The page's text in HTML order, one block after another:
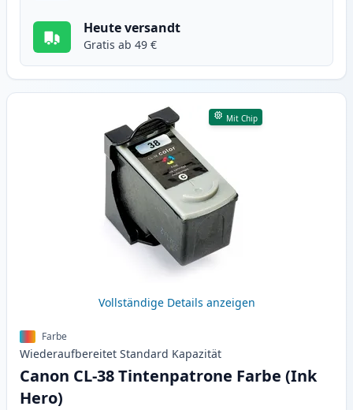
Heute versandt
Gratis ab 49 €
Mit Chip
Vollständige Details anzeigen
Farbe
Wiederaufbereitet Standard Kapazität
Canon CL-38 Tintenpatrone Farbe (Ink
Hero)